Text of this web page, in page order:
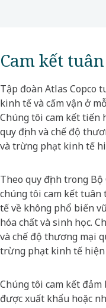
Cam kết
Tập đoàn Atlas Copco
kinh tế và cấm vận ở
Chúng tôi cam kết tiến
quy định và chế độ
và trừng phạt kinh tế
Theo quy định trong
chúng tôi cam kết tuân
tế về không phổ biến
hóa chất và sinh học.
và chế độ thương mại
trừng phạt kinh tế hiện
Chúng tôi cam kết đảm
được xuất khẩu hoặc